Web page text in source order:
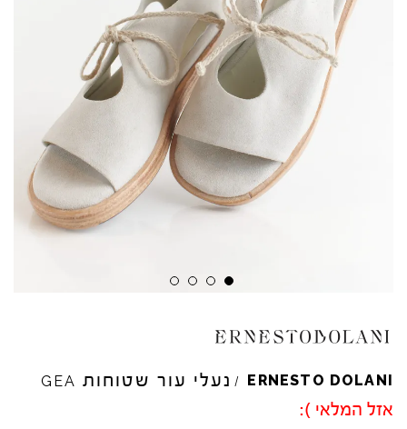
ERNESTO DOLANI
/ נעלי עור שטוחות GEA
אזל המלאי ):